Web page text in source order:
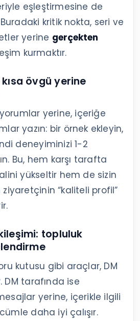
eşleştirmesine de
kritik nokta, seri ve
yerine gerçekten
kurmaktır.
övgü yerine
yorumlar yerine, içeriğe
yazın: bir örnek ekleyin,
deneyiminizi 1-2
Bu, hem karşı tarafta
yükseltir hem de sizin
ziyaretçinin “kaliteli profil”
topluluk
kutusu gibi araçlar, DM
DM tarafında ise
yerine, içerikle ilgili
daha iyi çalışır.